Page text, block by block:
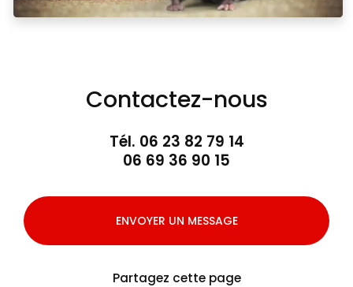
Contactez-nous
Tél. 06 23 82 79 14
06 69 36 90 15
ENVOYER UN MESSAGE
Partagez cette page